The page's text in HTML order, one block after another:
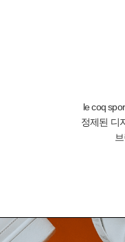
le coq
정제된 디